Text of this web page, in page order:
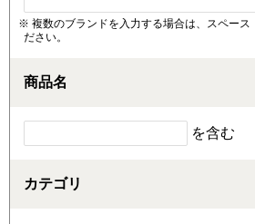
※ 複数のブランドを入力する場合は、スペース
ださい。
商品名
を含む
カテゴリ